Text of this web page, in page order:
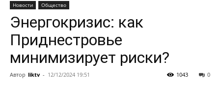
Новости Общество
Энергокризис: как
Приднестровье
минимизирует риски?
Автор liktv - 12/12/2024 19:51 0
1043